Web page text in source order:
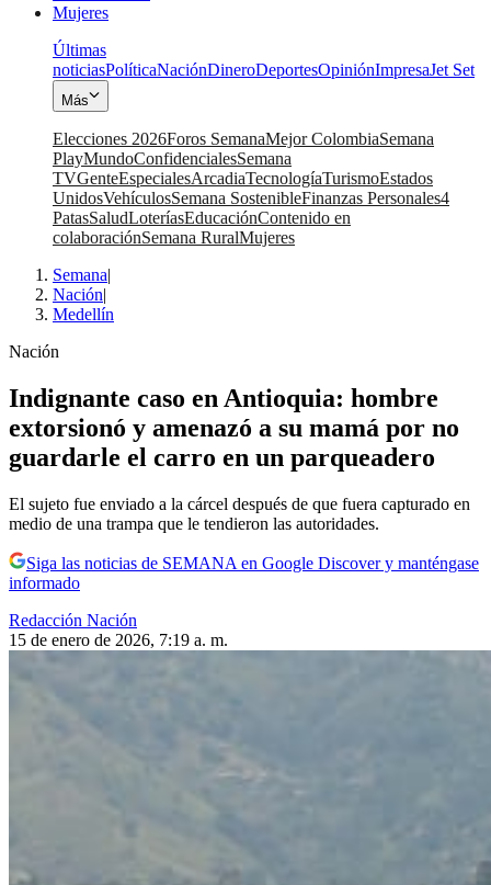
Mujeres
Últimas
noticiasPolíticaNaciónDineroDeportesOpiniónImpresaJet Set
Más
Elecciones 2026Foros SemanaMejor ColombiaSemana
PlayMundoConfidencialesSemana
TVGenteEspecialesArcadiaTecnologíaTurismoEstados
UnidosVehículosSemana SostenibleFinanzas Personales4
PatasSaludLoteríasEducaciónContenido en
colaboraciónSemana RuralMujeres
Semana|
Nación|
Medellín
Nación
Indignante caso en Antioquia: hombre
extorsionó y amenazó a su mamá por no
guardarle el carro en un parqueadero
El sujeto fue enviado a la cárcel después de que fuera capturado en
medio de una trampa que le tendieron las autoridades.
Siga las noticias de SEMANA en Google Discover y manténgase
informado
Redacción Nación
15 de enero de 2026, 7:19 a. m.